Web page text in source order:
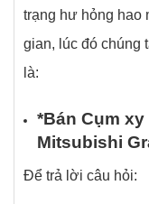
trạng hư hỏng hao
gian, lúc đó chúng
là:
*Bán Cụm xy
Mitsubishi
Để trả lời câu hỏi: